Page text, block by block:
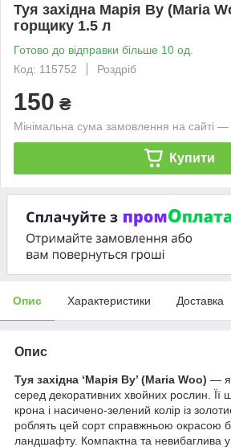
Туя західна Марія Ву (Maria
горщику 1.5 л
Готово до відправки більше 10 од.
Код: 115752
Роздріб
150 ₴
Мінімальна сума замовлення на сайті
Купити
Опис Характеристики Доставка
Опис
Туя західна ‘Марія Ву’ (Maria Woo) —
серед декоративних хвойних рослин. Її
крона і насичено-зелений колір із
роблять цей сорт справжньою окрасою
ландшафту. Компактна та невибаглива у